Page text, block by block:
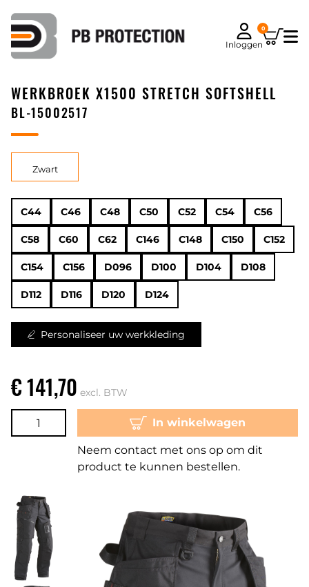
Inloggen
0
WERKBROEK X1500 STRETCH SOFTSHELL
BL-15002517
Zwart
C44 C46 C48 C50 C52 C54 C56
C58 C60 C62 C146 C148 C150 C152
C154 C156 D096 D100 D104 D108
D112 D116 D120 D124
Personaliseer uw werkkleding
€ 141,70 excl. BTW
In winkelwagen
Neem contact met ons op om dit
product te kunnen bestellen.